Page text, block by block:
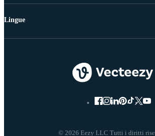
© 2026 Eezy LLC Tutti i diritti
Lingue